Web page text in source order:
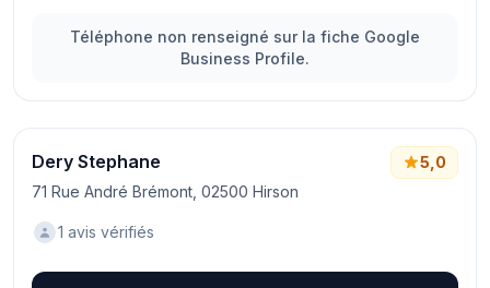
Téléphone non renseigné sur la fiche Google
Business Profile.
Dery Stephane
71 Rue André Brémont, 02500 Hirson
5,0
1 avis vérifiés